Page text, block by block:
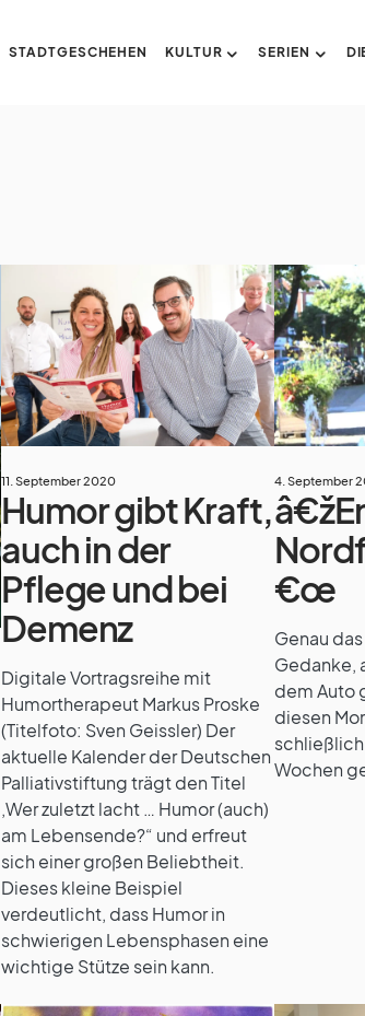
STADTGESCHEHEN KULTUR SERIEN
11. September 2020
Humor gibt Kraft,
auch in der
Pflege und bei
Demenz
Digitale Vortragsreihe mit
Humortherapeut Markus Proske
(Titelfoto: Sven Geissler) Der
aktuelle Kalender der Deutschen
Palliativstiftung trägt den Titel
‚Wer zuletzt lacht … Humor (auch)
am Lebensende?“ und erfreut
sich einer großen Beliebtheit.
Dieses kleine Beispiel
verdeutlicht, dass Humor in
schwierigen Lebensphasen eine
wichtige Stütze sein kann.
4. September
€œ
Genau
Gedanke,
dem Auto
diesen
Wochen